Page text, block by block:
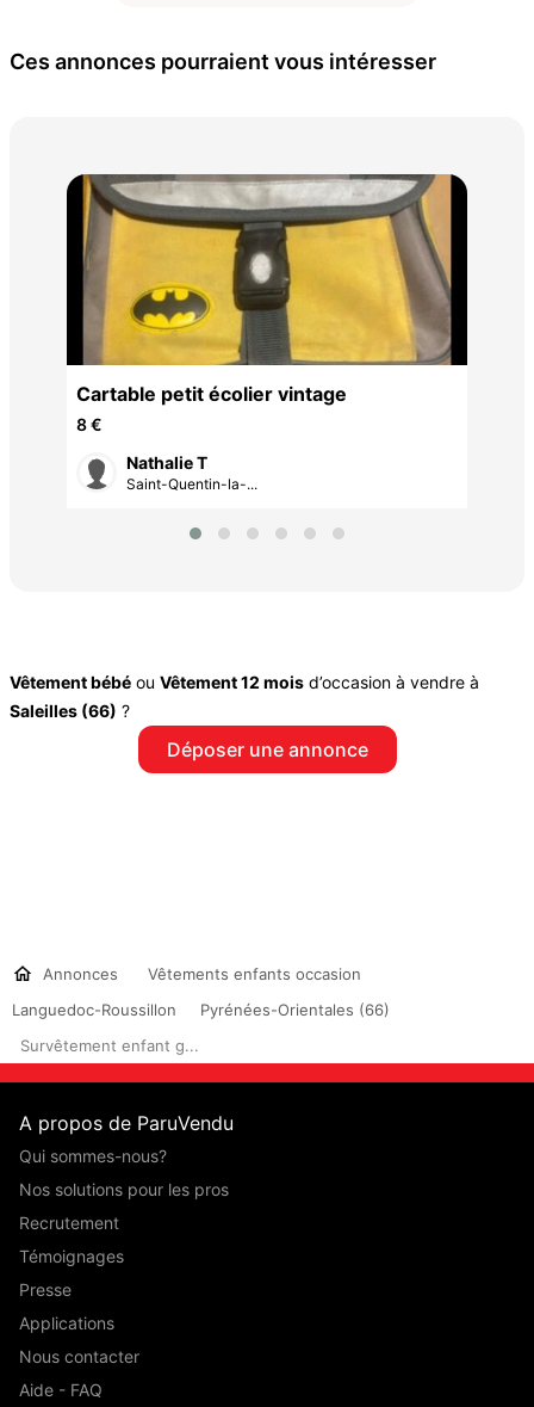
Ces annonces pourraient vous intéresser
Cartable petit écolier vintage
8 €
Nathalie T
Saint-Quentin-la-...
Vêtement bébé ou Vêtement 12 mois d’occasion à vendre à
Saleilles (66) ?
Déposer une annonce
Annonces
Vêtements enfants occasion
Languedoc-Roussillon
Pyrénées-Orientales (66)
Survêtement enfant g...
A propos de ParuVendu
Qui sommes-nous?
Nos solutions pour les pros
Recrutement
Témoignages
Presse
Applications
Nous contacter
Aide - FAQ